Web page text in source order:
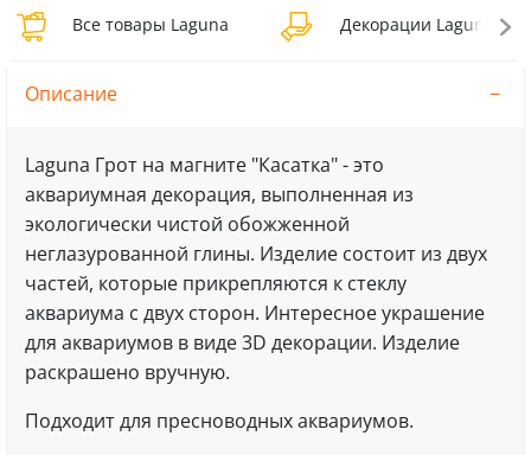
Все товары Laguna Декорации Laguna
Описание
Laguna Грот на магните "Касатка" - это
аквариумная декорация, выполненная из
экологически чистой обожженной
неглазурованной глины. Изделие состоит из двух
частей, которые прикрепляются к стеклу
аквариума с двух сторон. Интересное украшение
для аквариумов в виде 3D декорации. Изделие
раскрашено вручную.
Подходит для пресноводных аквариумов.